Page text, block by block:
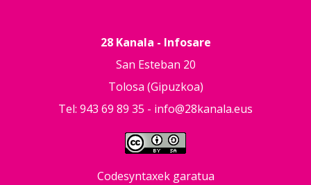
28 Kanala - Infosare
San Esteban 20
Tolosa (Gipuzkoa)
Tel: 943 69 89 35 - info@28kanala.eus
Codesyntaxek garatua